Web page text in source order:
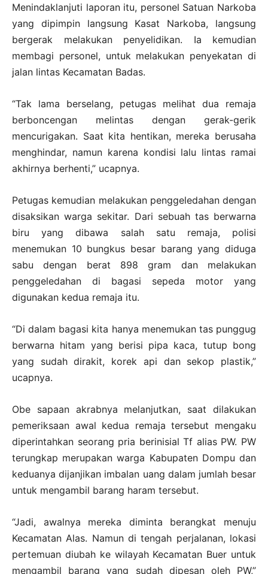
Menindaklanjuti laporan itu, personel Satuan Narkoba
yang dipimpin langsung Kasat Narkoba, langsung
bergerak melakukan penyelidikan. Ia kemudian
membagi personel, untuk melakukan penyekatan di
jalan lintas Kecamatan Badas.
“Tak lama berselang, petugas melihat dua remaja
berboncengan melintas dengan gerak-gerik
mencurigakan. Saat kita hentikan, mereka berusaha
menghindar, namun karena kondisi lalu lintas ramai
akhirnya berhenti,” ucapnya.
Petugas kemudian melakukan penggeledahan dengan
disaksikan warga sekitar. Dari sebuah tas berwarna
biru yang dibawa salah satu remaja, polisi
menemukan 10 bungkus besar barang yang diduga
sabu dengan berat 898 gram dan melakukan
penggeledahan di bagasi sepeda motor yang
digunakan kedua remaja itu.
“Di dalam bagasi kita hanya menemukan tas punggug
berwarna hitam yang berisi pipa kaca, tutup bong
yang sudah dirakit, korek api dan sekop plastik,”
ucapnya.
Obe sapaan akrabnya melanjutkan, saat dilakukan
pemeriksaan awal kedua remaja tersebut mengaku
diperintahkan seorang pria berinisial Tf alias PW. PW
terungkap merupakan warga Kabupaten Dompu dan
keduanya dijanjikan imbalan uang dalam jumlah besar
untuk mengambil barang haram tersebut.
“Jadi, awalnya mereka diminta berangkat menuju
Kecamatan Alas. Namun di tengah perjalanan, lokasi
pertemuan diubah ke wilayah Kecamatan Buer untuk
mengambil barang yang sudah dipesan oleh PW,”